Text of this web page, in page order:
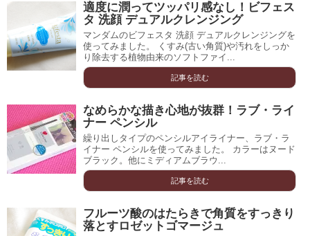
適度に潤ってツッパリ感なし！ビフェス
タ 洗顔 デュアルクレンジング
マンダムのビフェスタ 洗顔 デュアルクレンジングを
使ってみました。 くすみ(古い角質)や汚れをしっか
り除去する植物由来のソフトファイ...
記事を読む
なめらかな描き心地が抜群！ラブ・ライ
ナー ペンシル
繰り出しタイプのペンシルアイライナー、ラブ・ラ
イナー ペンシルを使ってみました。 カラーはヌード
ブラック。他にミディアムブラウ...
記事を読む
フルーツ酸のはたらきで角質をすっきり
落とすロゼットゴマージュ